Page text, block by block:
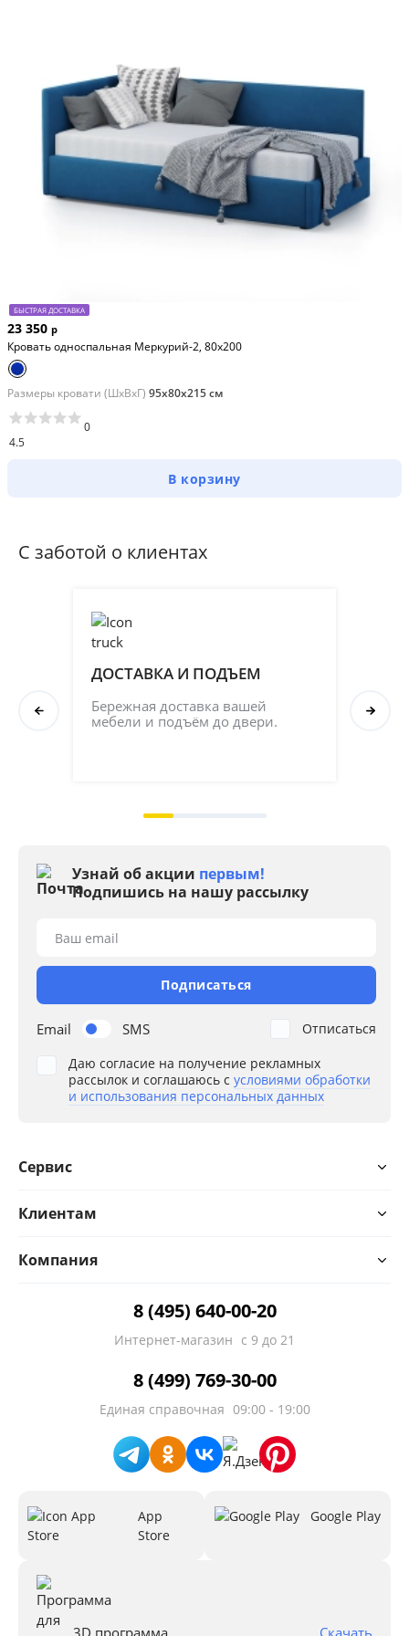
БЫСТРАЯ ДОСТАВКА
23 350 р
Кровать односпальная Меркурий-2, 80х200
Размеры кровати (ШхВхГ) 95х80х215 см
4.5
0
В корзину
С заботой о клиентах
ДОСТАВКА И ПОДЪЕМ
Бережная доставка вашей
мебели и подъём до двери.
Узнай об акции первым!
Подпишись на нашу рассылку
Email SMS
Ваш email
Подписаться
Даю согласие на получение рекламных
рассылок и соглашаюсь с условиями обработки
и использования персональных данных
Отписаться
Сервис
Клиентам
Компания
8 (495) 640-00-20
Интернет-магазин с 9 до 21
8 (499) 769-30-00
Единая справочная 09:00 - 19:00
App
Store
Google Play
3D программа Скачать